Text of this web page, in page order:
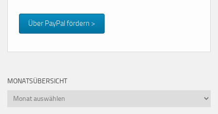
Über PayPal fördern >
MONATSÜBERSICHT
Monatsübersicht